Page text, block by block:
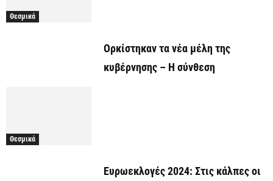
Θεσμικά
Ορκίστηκαν τα νέα μέλη της
κυβέρνησης – Η σύνθεση
Θεσμικά
Ευρωεκλογές 2024: Στις κάλπες οι